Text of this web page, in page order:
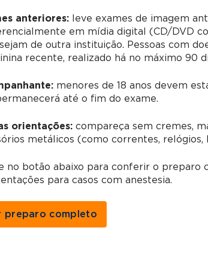
anteriores:
leve exames de imagem
em mídia digital (CD/DVD
de outra instituição. Pessoas com
recente, realizado há no máximo 90
menores de 18 anos devem
até o fim do exame.
orientações:compareça sem cremes,
metálicos (como correntes, relógios,
no botão abaixo para conferir o preparo
para casos com anestesia.
preparo completo